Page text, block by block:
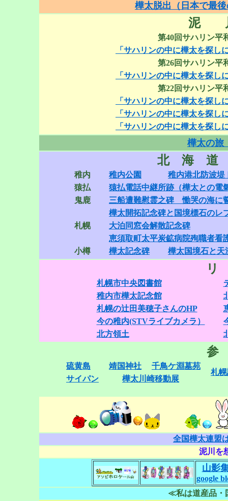
樺太脱出（日本で最
泥
第40回サハリン平
「サハリンの中に樺太を探し
第26回サハリン平
「サハリンの中に樺太を探し
第22回サハリン平
「サハリンの中に樺太を探し
「サハリンの中に樺太を探し
「サハリンの中に樺太を探し
樺太の旅
北 海 道
稚内 稚内公園
稚内港北防波堤
猿払
猿払電話中継所跡（樺太との電
鬼鹿
三船遭難慰霊之碑 慟哭の海に
札幌
樺太開拓記念碑と国境標石のレ
大泊同窓会解散記念碑
恵須取町太平炭鉱病院殉職者看
小樽
樺太記念碑 樺太国境石と天
札幌市中央図書館
稚内市樺太記念館
札幌の辻田美穂子さんのHP
今の稚内(STVライブカメラ）
北方領土
参
硫黄島 靖国神社 千鳥ケ淵墓苑
札
サイパン 樺太川崎移動展
全国樺太連盟
泥川を
山影
google
≪私は道産品・